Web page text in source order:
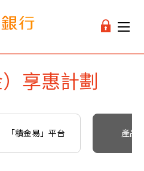
享惠計劃
「積金易」平台 產品